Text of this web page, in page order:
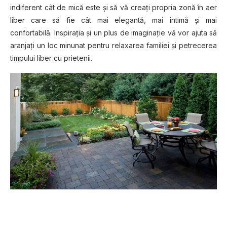
indiferent cât de mică este şi să vă creaţi propria zonă în aer
liber care să fie cât mai elegantă, mai intimă şi mai
confortabilă. Inspiraţia şi un plus de imaginaţie vă vor ajuta să
aranjaţi un loc minunat pentru relaxarea familiei şi petrecerea
timpului liber cu prietenii.